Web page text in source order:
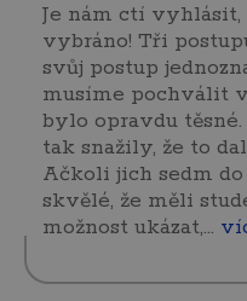
Je nám ctí vyhlásit,
vybráno! Tři
svůj postup
musíme pochválit
bylo opravdu
tak snažily, že to
Ačkoli jich sedm
skvělé, že měli
možnost ukázat,…